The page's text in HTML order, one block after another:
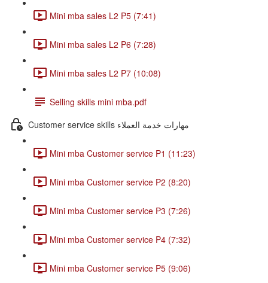
Mini mba sales L2 P5 (7:41)
Mini mba sales L2 P6 (7:28)
Mini mba sales L2 P7 (10:08)
Selling skills mini mba.pdf
Customer service skills مهارات خدمة العملاء
Mini mba Customer service P1 (11:23)
Mini mba Customer service P2 (8:20)
Mini mba Customer service P3 (7:26)
Mini mba Customer service P4 (7:32)
Mini mba Customer service P5 (9:06)